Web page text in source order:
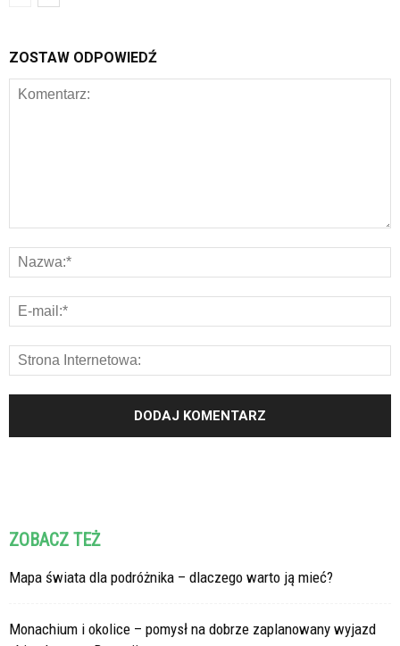
ZOSTAW ODPOWIEDŹ
ZOBACZ TEŻ
Mapa świata dla podróżnika – dlaczego warto ją mieć?
Monachium i okolice – pomysł na dobrze zaplanowany wyjazd